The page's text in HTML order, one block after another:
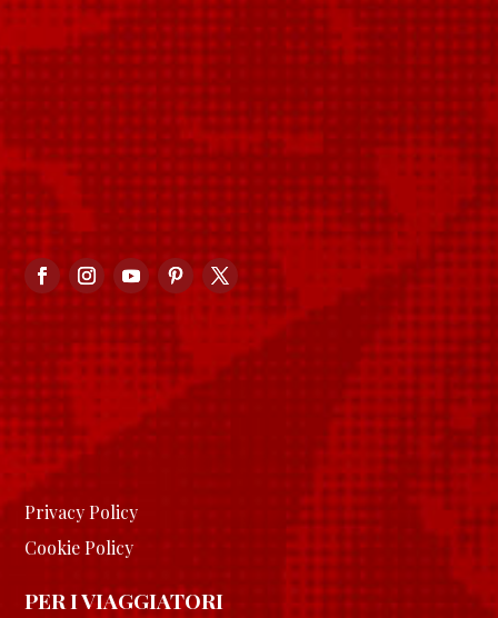
Privacy Policy
Cookie Policy
PER I VIAGGIATORI